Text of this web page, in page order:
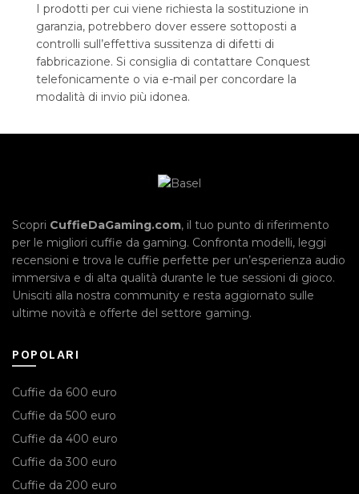
I prodotti per cui viene richiesta la sostituzione in
garanzia, potrebbero dover essere sottoposti a
controlli sull’effettiva sussitenza di difetti di
fabbricazione. Si consiglia di contattare Conquest
telefonicamente o via e-mail per concordare la
modalità di invio più idonea.
Scopri CuffieDaGaming.com, il tuo punto di riferimento
per le migliori cuffie da gaming. Confronta modelli, leggi
recensioni e trova le cuffie perfette per un’esperienza audio
immersiva e di alta qualità durante le tue sessioni di gioco.
Unisciti alla nostra community e resta aggiornato sulle
ultime novità e offerte del settore gaming.
POPOLARI
Cuffie da 600 euro
Cuffie da 500 euro
Cuffie da 400 euro
Cuffie da 300 euro
Cuffie da 200 euro